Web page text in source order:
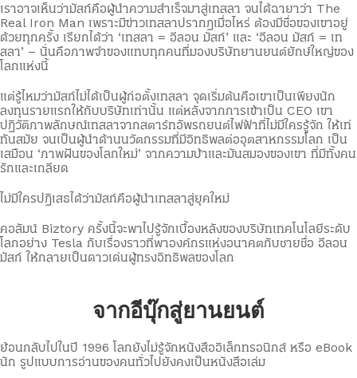
เราอาจเห็นว่ามัสก์คือผู้นำความสำเร็จมาสู่เทสลา จนได้ฉายาว่า The
Real Iron Man เพราะมีข่าวเทสลาปรากฏเมื่อไหร่ ต้องมีชื่อของเขาอยู่
ด้วยทุกครั้ง เรียกได้ว่า ‘เทสลา = อีลอน มัสก์’ และ ‘อีลอน มัสก์ = เท
สลา’ – นั่นคือภาพจำของแทบทุกคนที่มองบริษัทยานยนต์ยักษ์ใหญ่ของ
โลกแห่งนี้
แต่รู้ไหมว่ามัสก์ไม่ได้เป็นผู้ก่อตั้งเทสลา จุดเริ่มต้นคือเขาเป็นเพียงนัก
ลงทุนรายแรกให้กับบริษัทเท่านั้น แต่หลังจากการเข้าเป็น CEO เขา
ปฏิวัติภาพลักษณ์เทสลาจากสตาร์ทอัพรถยนต์ไฟฟ้าที่ไม่มีใครรู้จัก ให้เท่
ทันสมัย จนเป็นผู้นำด้านนวัตกรรมที่มีอิทธิพลต่ออุตสาหกรรมโลก เป็น
เสมือน ‘ภาพฝันของโลกใหม่’ จากความบ้าและมันสมองของเขา ที่มีทั้งคน
รักและเกลียด
ไม่มีใครปฏิเสธได้ว่ามัสก์คือผู้นำเทสลาสู่ยุคใหม่
คอลัมน์ Biztory ครั้งนี้จะพาไปรู้จักเบื้องหลังของบริษัทเทคโนโลยีระดับ
โลกอย่าง Tesla กับเรื่องราวที่พาองค์กรแห่งอนาคตกับชายชื่อ อีลอน
มัสก์ ให้กลายเป็นดาวเด่นผู้ทรงอิทธิพลของโลก
จากอีบุ๊กสู่ยานยนต์
ย้อนกลับไปในปี 1996 โลกยังไม่รู้จักหนังสืออิเล็กทรอนิกส์ หรือ eBook
นัก รูปแบบการอ่านของคนทั่วไปยังคงเป็นหนังสือเล่ม